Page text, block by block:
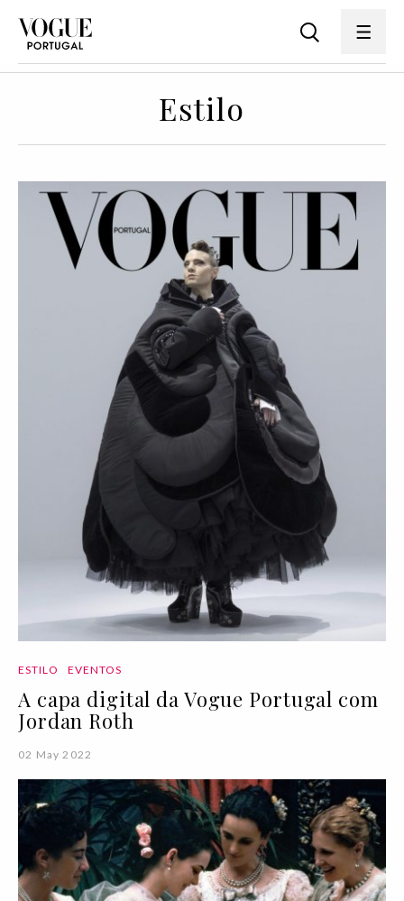
Estilo
ESTILO EVENTOS
A capa digital da Vogue Portugal com
Jordan Roth
02 May 2022